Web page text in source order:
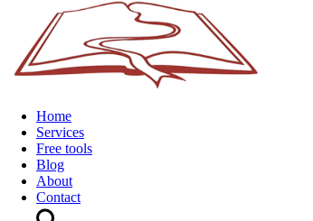
Home
Services
Free tools
Blog
About
Contact